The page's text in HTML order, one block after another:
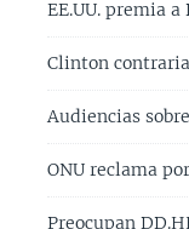
EE.UU. premia a
Clinton
Audiencias
ONU reclama
Preocupan